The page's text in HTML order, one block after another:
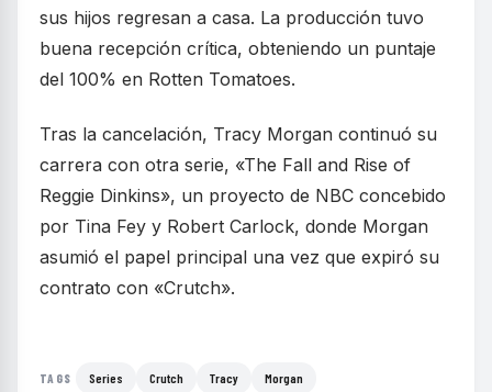
sus hijos regresan a casa. La producción tuvo
buena recepción crítica, obteniendo un puntaje
del 100% en Rotten Tomatoes.
Tras la cancelación, Tracy Morgan continuó su
carrera con otra serie, «The Fall and Rise of
Reggie Dinkins», un proyecto de NBC concebido
por Tina Fey y Robert Carlock, donde Morgan
asumió el papel principal una vez que expiró su
contrato con «Crutch».
TAGS Series Crutch Tracy Morgan